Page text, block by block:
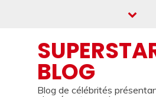
BLOG
Blog de célébrités